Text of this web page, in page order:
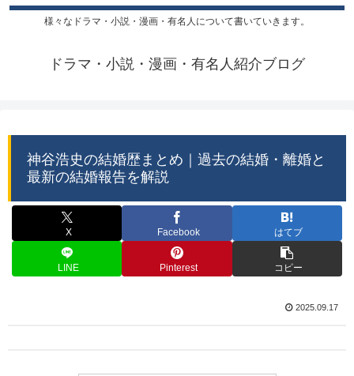
様々なドラマ・小説・漫画・有名人について書いていきます。
ドラマ・小説・漫画・有名人紹介ブログ
神谷浩史の結婚歴まとめ｜過去の結婚・離婚と
最新の結婚報告を解説
X Facebook はてブ
LINE Pinterest コピー
2025.09.17